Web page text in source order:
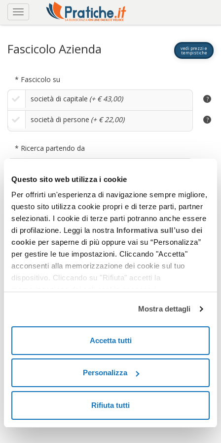
Questo sito web utilizza i cookie
Per offrirti un'esperienza di navigazione sempre migliore,
questo sito utilizza cookie propri e di terze parti, partner
selezionati. I cookie di terze parti potranno anche essere
di profilazione. Leggi la nostra Informativa sull’uso dei
cookie per saperne di più oppure vai su “Personalizza”
per gestire le tue impostazioni. Cliccando "Accetta"
acconsenti alla memorizzazione dei cookie sul tuo
dispositivo. Cliccando su "Rifiuta" accetti la
Mostra dettagli
Accetta tutti
Personalizza
Rifiuta tutti
vedi prezzi e
tempistiche
Fascicolo Azienda
* Fascicolo su
?
società di capitale (+ € 43,00)
?
società di persone (+ € 22,00)
* Ricerca partendo da
Vuoi riceverlo entro 10 minuti?
sì (+ € 10,00)
no, non è urgente(entro 4 ore)
RICHIEDI
dell'Informativa Privacydi Pratiche.it S.r.l.